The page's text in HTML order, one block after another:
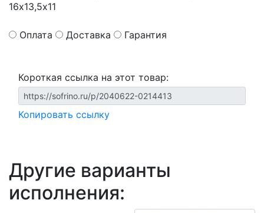
16х13,5х11
Оплата Доставка Гарантия
Короткая ссылка на этот товар:
Копировать ссылку
Другие варианты
исполнения: